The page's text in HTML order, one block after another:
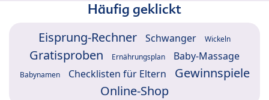
Häufig geklickt
Eisprung-Rechner Schwanger Wickeln
Gratisproben Ernährungsplan Baby-Massage
Babynamen Checklisten für Eltern
Gewinnspiele
Online-Shop